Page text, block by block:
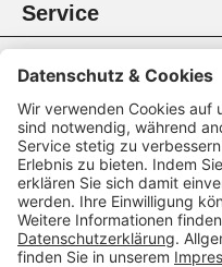
Service
Information
Rechtliches
Zahlungsmethoden
Zertifikate